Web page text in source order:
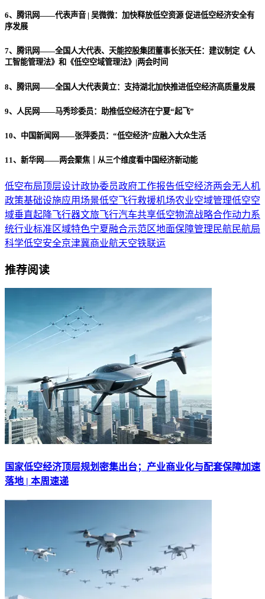
6、腾讯网——代表声音 | 吴微微：加快释放低空资源 促进低空经济安全有
序发展
7、腾讯网——全国人大代表、天能控股集团董事长张天任：建议制定《人
工智能管理法》和《低空空域管理法》|两会时间
8、腾讯网——全国人大代表黄立：支持湖北加快推进低空经济高质量发展
9、人民网——马秀珍委员：助推低空经济在宁夏“起飞”
10、中国新闻网——张萍委员：“低空经济”应融入大众生活
11、新华网——两会聚焦｜从三个维度看中国经济新动能
低空布局顶层设计政协委员政府工作报告低空经济两会无人机
政策基础设施应用场景低空飞行救援机场农业空域管理低空空
域垂直起降飞行器文旅飞行汽车共享低空物流战略合作动力系
统行业标准 区域特色宁夏融合示范区地面保障管理 民航民航局
科学低空安全京津冀商业航天空铁联运
推荐阅读
国家低空经济顶层规划密集出台；产业商业化与配套保障加速
落地 | 本周速递